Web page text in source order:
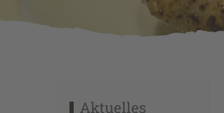
Aktuelles